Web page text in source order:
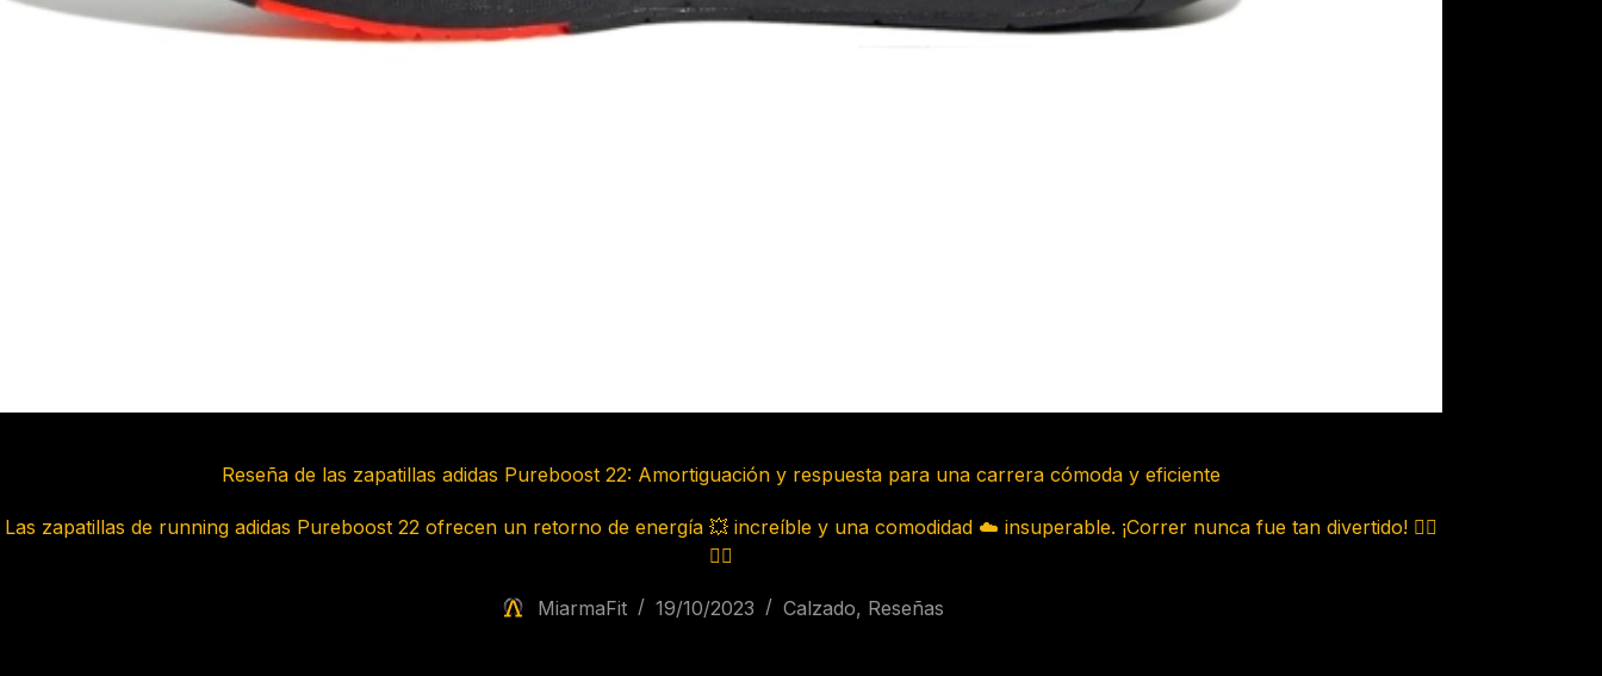
Reseña de las zapatillas adidas Pureboost 22: Amortiguación y respuesta para una carrera cómoda y eficiente
Las zapatillas de running adidas Pureboost 22 ofrecen un retorno de energía 💥 increíble y una comodidad ☁️ insuperable. ¡Correr nunca fue tan divertido! 🏃‍♂️
🏃‍♀️
MiarmaFit 19/10/2023 Calzado, Reseñas